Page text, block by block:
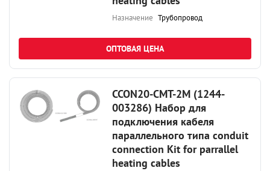
Назначение Трубопровод
ОПТОВАЯ ЦЕНА
CCON20-CMT-2M (1244-
003286) Набор для
подключения кабеля
параллельного типа conduit
connection Kit for parrallel
heating cables